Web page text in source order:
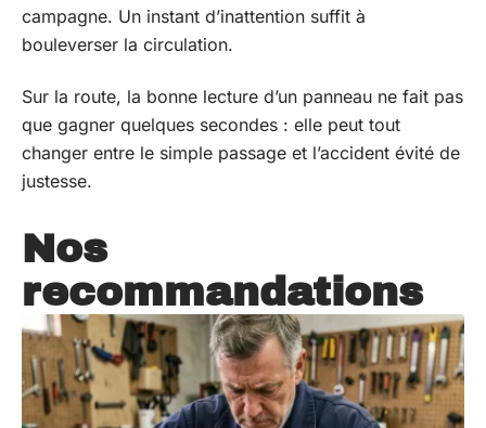
campagne. Un instant d’inattention suffit à
bouleverser la circulation.
Sur la route, la bonne lecture d’un panneau ne fait pas
que gagner quelques secondes : elle peut tout
changer entre le simple passage et l’accident évité de
justesse.
Nos
recommandations